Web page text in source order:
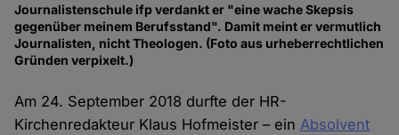
Journalistenschule ifp verdankt er "eine wache Skepsis
gegenüber meinem Berufsstand". Damit meint er vermutlich
Journalisten, nicht Theologen. (Foto aus urheberrechtlichen
Gründen verpixelt.)
Am 24. September 2018 durfte der HR-
Kirchenredakteur Klaus Hofmeister – einAbsolvent